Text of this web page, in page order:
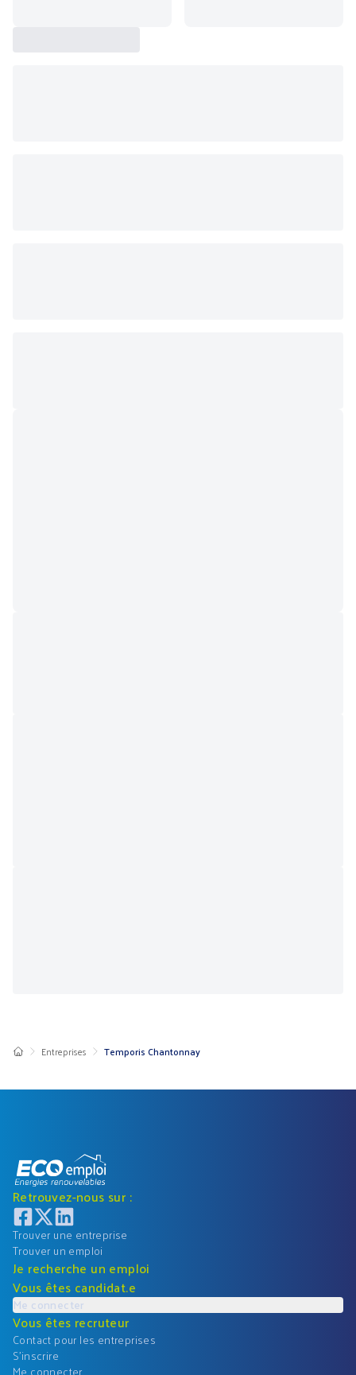
Entreprises Temporis Chantonnay
Retrouvez-nous sur :
Trouver une entreprise
Trouver un emploi
Je recherche un emploi
Vous êtes candidat.e
Me connecter
Vous êtes recruteur
Contact pour les entreprises
S'inscrire